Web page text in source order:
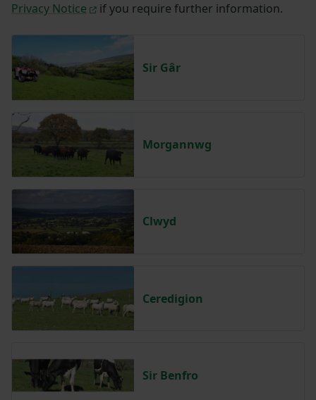
Privacy Notice
if you require further information.
Sir Gâr
Morgannwg
Clwyd
Ceredigion
Sir Benfro